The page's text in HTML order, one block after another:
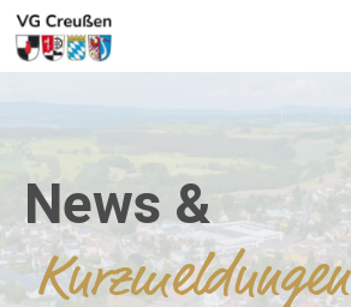
News &
Kurzmeldungen